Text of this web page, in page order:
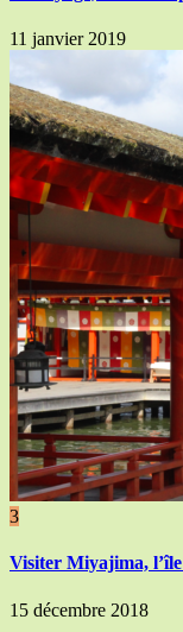
11 janvier 2019
3
Visiter Miyajima,
15 décembre 2018